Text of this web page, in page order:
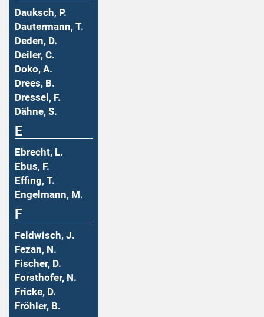
Dauksch, P.
Dautermann, T.
Deden, D.
Deiler, C.
Doko, A.
Drees, B.
Dressel, F.
Dähne, S.
E
Ebrecht, L.
Ebus, F.
Effing, T.
Engelmann, M.
F
Feldwisch, J.
Fezan, N.
Fischer, D.
Forsthofer, N.
Fricke, D.
Fröhler, B.